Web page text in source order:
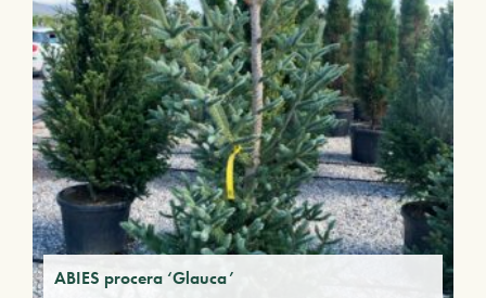
ABIES procera ‘Glauca’